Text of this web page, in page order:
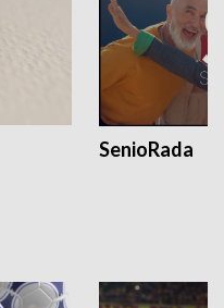
SenioRada